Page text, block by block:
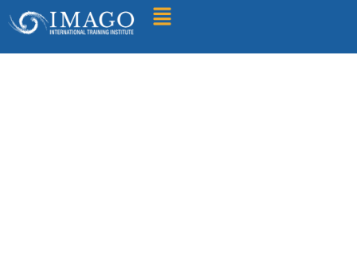
Zoek een training